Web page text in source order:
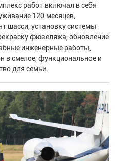
работ включал в себя
120 месяцев,
шасси, установку системы
фюзеляжа, обновление
инженерные работы,
в смелое, функциональное и
для семьи.